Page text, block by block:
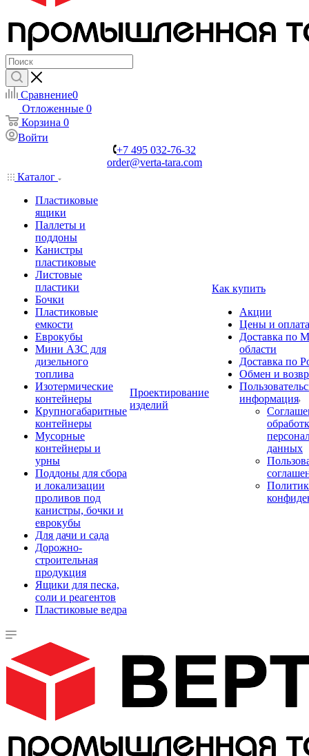
Сравнение0
Отложенные 0
Корзина 0
Войти
+7 495 032-76-32
order@verta-tara.com
Каталог
Пластиковые
ящики
Паллеты и
поддоны
Канистры
пластиковые
Листовые
пластики
Бочки
Пластиковые
емкости
Еврокубы
Мини АЗС для
дизельного
топлива
Изотермические
контейнеры
Крупногабаритные
контейнеры
Мусорные
контейнеры и
урны
Поддоны для сбора
и локализации
проливов под
канистры, бочки и
еврокубы
Для дачи и сада
Дорожно-
строительная
продукция
Ящики для песка,
соли и реагентов
Пластиковые ведра
Проектирование
изделий
Как купить
Акции
Цены и оплата
Доставка по
области
Доставка по
Обмен и
информация
данных